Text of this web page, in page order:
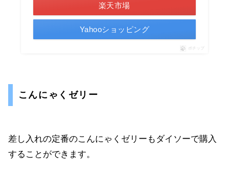
楽天市場
Yahooショッピング
ポチップ
こんにゃくゼリー
差し入れの定番のこんにゃくゼリーもダイソーで購入
することができます。